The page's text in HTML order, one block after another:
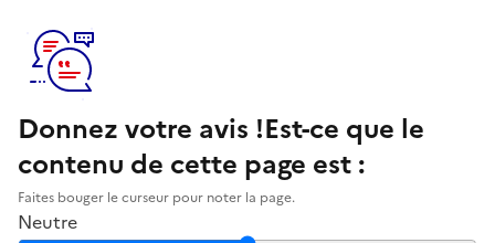
Donnez votre avis !Est-ce que le
contenu de cette page est :
Faites bouger le curseur pour noter la page.
Neutre